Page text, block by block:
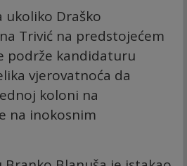
ukoliko Draško
Trivić na predstojećem
podrže kandidaturu
vjerovatnoća da
koloni na
na inokosnim